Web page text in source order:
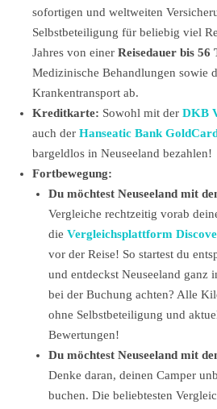
sofortigen und weltweiten
Selbstbeteiligung für beliebig viel
Jahres von einer Reisedauer bis 56
Medizinische Behandlungen sowie
Krankentransport ab.
Kreditkarte: Sowohl mit der DKB
auch der Hanseatic Bank
bargeldlos in Neuseeland bezahlen!
Fortbewegung:
Du möchtest Neuseeland mit
Vergleiche rechtzeitig vorab
die Vergleichsplattform
vor der Reise! So startest du
und entdeckst Neuseeland
bei der Buchung achten? Alle
ohne Selbstbeteiligung und
Bewertungen!
Du möchtest Neuseeland mit
Denke daran, deinen Camper
buchen. Die beliebtesten